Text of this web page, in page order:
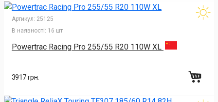
Артикул: 25125
В наявності: 16 шт
Powertrac Racing Pro 255/55 R20 110W XL
3917 грн.